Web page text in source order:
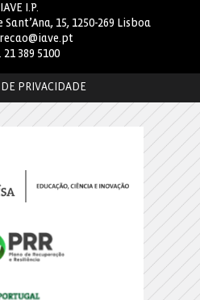
IAVE I.P.
15, 1250-269 Lisboa
21 389 5100
DE PRIVACIDADE